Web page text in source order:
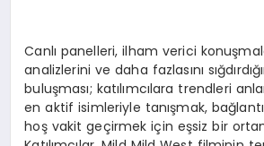
Canlı panelleri, ilham verici
analizlerini ve daha fazlasını
buluşması; katılımcılara trendleri
en aktif isimleriyle tanışmak,
hoş vakit geçirmek için eşsiz bir